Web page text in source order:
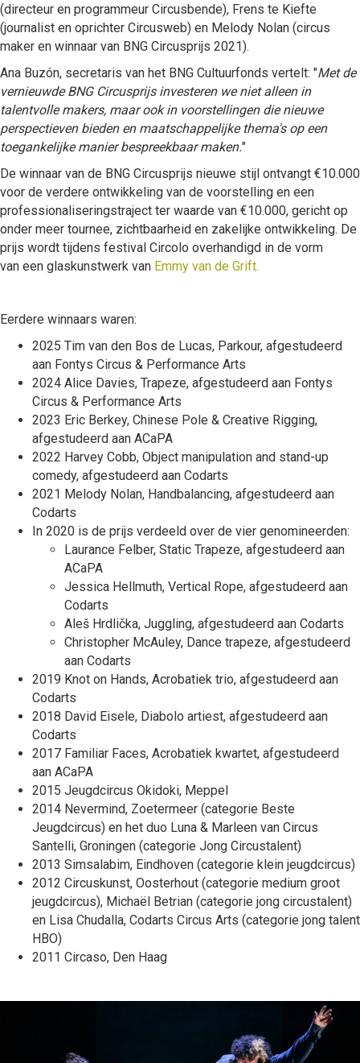
(directeur en programmeur Circusbende), Frens te Kiefte
(journalist en oprichter Circusweb) en Melody Nolan (circus
maker en winnaar van BNG Circusprijs 2021).
Ana Buzón, secretaris van het BNG Cultuurfonds vertelt: "Met de
vernieuwde BNG Circusprijs investeren we niet alleen in
talentvolle makers, maar ook in voorstellingen die nieuwe
perspectieven bieden en maatschappelijke thema's op een
toegankelijke manier bespreekbaar maken."
De winnaar van de BNG Circusprijs nieuwe stijl ontvangt €10.000
voor de verdere ontwikkeling van de voorstelling en een
professionaliseringstraject ter waarde van €10.000, gericht op
onder meer tournee, zichtbaarheid en zakelijke ontwikkeling. De
prijs wordt tijdens festival Circolo overhandigd in de vorm
van een glaskunstwerk van Emmy van de Grift.
Eerdere winnaars waren:
2025 Tim van den Bos de Lucas, Parkour, afgestudeerd
aan Fontys Circus & Performance Arts
2024 Alice Davies, Trapeze, afgestudeerd aan Fontys
Circus & Performance Arts
2023 Eric Berkey, Chinese Pole & Creative Rigging,
afgestudeerd aan ACaPA
2022 Harvey Cobb, Object manipulation and stand-up
comedy, afgestudeerd aan Codarts
2021 Melody Nolan, Handbalancing, afgestudeerd aan
Codarts
In 2020 is de prijs verdeeld over de vier genomineerden:
Laurance Felber, Static Trapeze, afgestudeerd aan
ACaPA
Jessica Hellmuth, Vertical Rope, afgestudeerd aan
Codarts
Aleš Hrdlička, Juggling, afgestudeerd aan Codarts
Christopher McAuley, Dance trapeze, afgestudeerd
aan Codarts
2019 Knot on Hands, Acrobatiek trio, afgestudeerd aan
Codarts
2018 David Eisele, Diabolo artiest, afgestudeerd aan
Codarts
2017 Familiar Faces, Acrobatiek kwartet, afgestudeerd
aan ACaPA
2015 Jeugdcircus Okidoki, Meppel
2014 Nevermind, Zoetermeer (categorie Beste
Jeugdcircus) en het duo Luna & Marleen van Circus
Santelli, Groningen (categorie Jong Circustalent)
2013 Simsalabim, Eindhoven (categorie klein jeugdcircus)
2012 Circuskunst, Oosterhout (categorie medium groot
jeugdcircus), Michaël Betrian (categorie jong circustalent)
en Lisa Chudalla, Codarts Circus Arts (categorie jong talent
HBO)
2011 Circaso, Den Haag